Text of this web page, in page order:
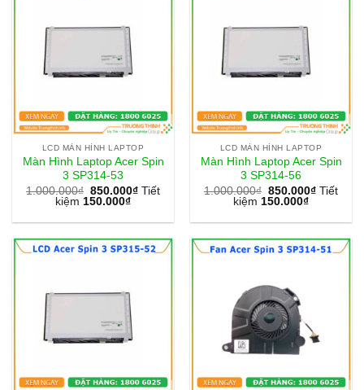
LCD MÀN HÌNH LAPTOP
Màn Hình Laptop Acer Spin
3 SP314-53
1.000.000₫ 850.000₫ Tiết
kiệm 150.000₫
LCD MÀN HÌNH LAPTOP
Màn Hình Laptop Acer Spin
3 SP314-56
1.000.000₫ 850.000₫ Tiết
kiệm 150.000₫